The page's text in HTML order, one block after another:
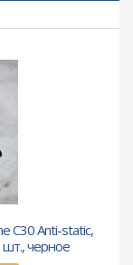
C30 Anti-static,
шт., черное